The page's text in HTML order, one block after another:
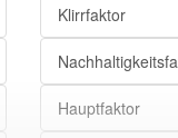
unabhängige
erklärende
Einflussvariable
Klirrfaktor
Hauptfaktor